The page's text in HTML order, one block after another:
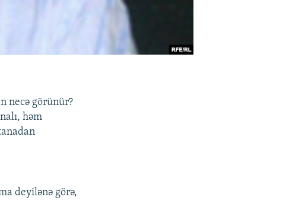
necə görünür?
həm
deyilənə görə,